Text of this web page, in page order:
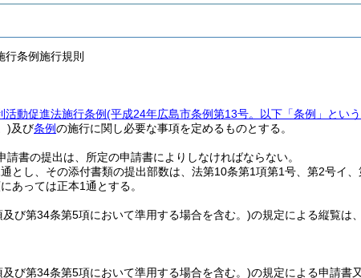
条例施行規則
活動促進法施行条例(平成24年広島市条例第13号。以下「条例」とい
)及び条例の施行に関し必要な事項を定めるものとする。
請書の提出は、所定の申請書によりしなければならない。
とし、その添付書類の提出部数は、法第10条第1項第1号、第2号イ
あっては正本1通とする。
び第34条第5項において準用する場合を含む。)の規定による縦覧は
び第34条第5項において準用する場合を含む。)の規定による申請書